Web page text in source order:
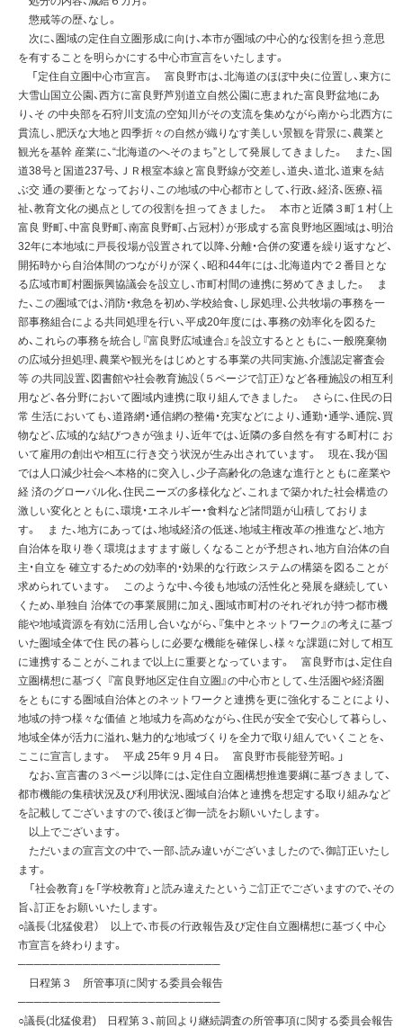
懲戒等の歴、なし。
次に、圏域の定住自立圏形成に向け、本市が圏域の中心的な役割を担う意思
を有することを明らかにする中心市宣言をいたします。
「定住自立圏中心市宣言。 富良野市は、北海道のほぼ中央に位置し、東方に
大雪山国立公園、西方に富良野芦別道立自然公園に恵まれた富良野盆地にあ
り、そ の中央部を石狩川支流の空知川がその支流を集めながら南から北西方に
貫流し、肥沃な大地と四季折々の自然が織りなす美しい景観を背景に、農業と
観光を基幹 産業に、“北海道のへそのまち”として発展してきました。 また、国
道38号と国道237号、ＪＲ根室本線と富良野線が交差し、道央、道北、道東を結
ぶ交 通の要衝となっており、この地域の中心都市として、行政、経済、医療、福
祉、教育文化の拠点としての役割を担ってきました。 本市と近隣３町１村（上
富良 野町、中富良野町、南富良野町、占冠村）が形成する富良野地区圏域は、明治
32年に本地域に戸長役場が設置されて以降、分離・合併の変遷を繰り返すなど、
開拓時から自治体間のつながりが深く、昭和44年には、北海道内で２番目とな
る広域市町村圏振興協議会を設立し、市町村間の連携に努めてきました。 ま
た、この圏域では、消防・救急を初め、学校給食、し尿処理、公共牧場の事務を一
部事務組合による共同処理を行い、平成20年度には、事務の効率化を図るた
め、これらの事務を統合し『富良野広域連合』を設立するとともに、一般廃棄物
の広域分担処理、農業や観光をはじめとする事業の共同実施、介護認定審査会
等 の共同設置、図書館や社会教育施設（５ページで訂正）など各種施設の相互利
用など、各分野において圏域内連携に取り組んできました。 さらに、住民の日
常 生活においても、道路網・通信網の整備・充実などにより、通勤・通学、通院、買
物など、広域的な結びつきが強まり、近年では、近隣の多自然を有する町村に お
いて雇用の創出や相互に行き交う状況が生み出されています。 現在、我が国
では人口減少社会へ本格的に突入し、少子高齢化の急速な進行とともに産業や
経 済のグローバル化、住民ニーズの多様化など、これまで築かれた社会構造の
激しい変化とともに、環境・エネルギー・食料など諸問題が山積しておりま
す。 ま た、地方にあっては、地域経済の低迷、地域主権改革の推進など、地方
自治体を取り巻く環境はますます厳しくなることが予想され、地方自治体の自
主・自立を 確立するための効率的・効果的な行政システムの構築を図ることが
求められています。 このような中、今後も地域の活性化と発展を継続してい
くため、単独自 治体での事業展開に加え、圏域市町村のそれぞれが持つ都市機
能や地域資源を有効に活用し合いながら、『集中とネットワーク』の考えに基づ
いた圏域全体で住 民の暮らしに必要な機能を確保し、様々な課題に対して相互
に連携することが、これまで以上に重要となっています。 富良野市は、定住自
立圏構想に基づく 『富良野地区定住自立圏』の中心市として、生活圏や経済圏
をともにする圏域自治体とのネットワークと連携を更に強化することにより、
地域の持つ様々な価値 と地域力を高めながら、住民が安全で安心して暮らし、
地域全体が活力に溢れ、魅力的な地域づくりを全力で取り組んでいくことを、
ここに宣言します。 平成 25年９月４日。 富良野市長能登芳昭。」
なお、宣言書の３ページ以降には、定住自立圏構想推進要綱に基づきまして、
都市機能の集積状況及び利用状況、圏域自治体と連携を想定する取り組みなど
を記載してございますので、後ほど御一読をお願いいたします。
以上でございます。
ただいまの宣言文の中で、一部、読み違いがございましたので、御訂正いたし
ます。
「社会教育」を「学校教育」と読み違えたというご訂正でございますので、その
旨、訂正をお願いいたします。
○議長（北猛俊君） 以上で、市長の行政報告及び定住自立圏構想に基づく中心
市宣言を終わります。
─────────────────────────
日程第３ 所管事項に関する委員会報告
─────────────────────────
○議長(北猛俊君) 日程第３、前回より継続調査の所管事項に関する委員会報告